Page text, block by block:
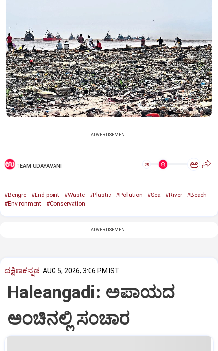
ADVERTISEMENT
TEAM UDAYAVANI ಅ ಅ
#Bengre #End-point #Waste #Plastic #Pollution #Sea #River
#Beach
#Environment
#Conservation
ADVERTISEMENT
ದಕ್ಷಿಣಕನ್ನಡ AUG 5, 2026, 3:06 PM IST
Haleangadi: ಅಪಾಯದ
ಅಂಚಿನಲ್ಲಿ ಸಂಚಾರ